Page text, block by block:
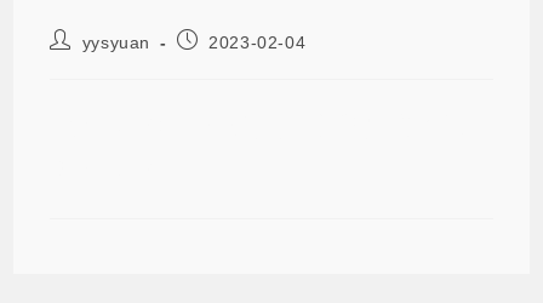
yysyuan 2023-02-04